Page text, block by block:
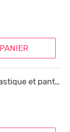
Haut froncé à taille élastique et pantalon évasé à poches et surpiqûres à lacets fendus, tenue grande taille